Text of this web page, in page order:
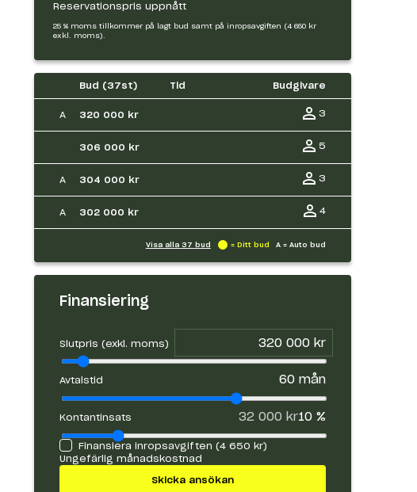
Reservationspris uppnått
25 % moms tillkommer på lagt bud samt på inropsavgiften (4 650 kr
exkl. moms).
Bud (37st) Tid Budgivare
A 320 000 kr 3
306 000 kr 5
A 304 000 kr 3
A 302 000 kr 4
Visa alla 37 bud = Ditt bud A = Auto bud
Finansiering
Slutpris (exkl. moms)
Avtalstid 60mån
Kontantinsats 32 000 kr10%
Finansiera inropsavgiften (4 650 kr)
Ungefärlig månadskostnad
Skicka ansökan